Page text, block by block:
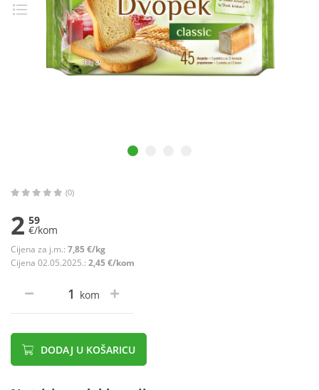
(0)
2 59
€/kom
Cijena za j.m.: 7,85 €/kg
Cijena 02.05.2025.: 2,45 €/kom
kom
DODAJ U KOŠARICU